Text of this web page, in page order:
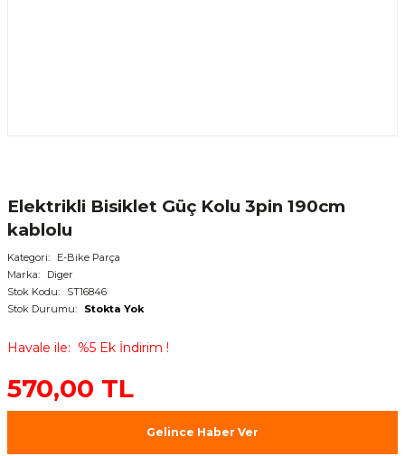
Elektrikli Bisiklet Güç Kolu 3pin 190cm
kablolu
Kategori
E-Bike Parça
Marka
Diger
Stok Kodu
ST16846
Stok Durumu
Stokta Yok
Havale ile %5 Ek İndirim !
570,00 TL
Gelince Haber Ver